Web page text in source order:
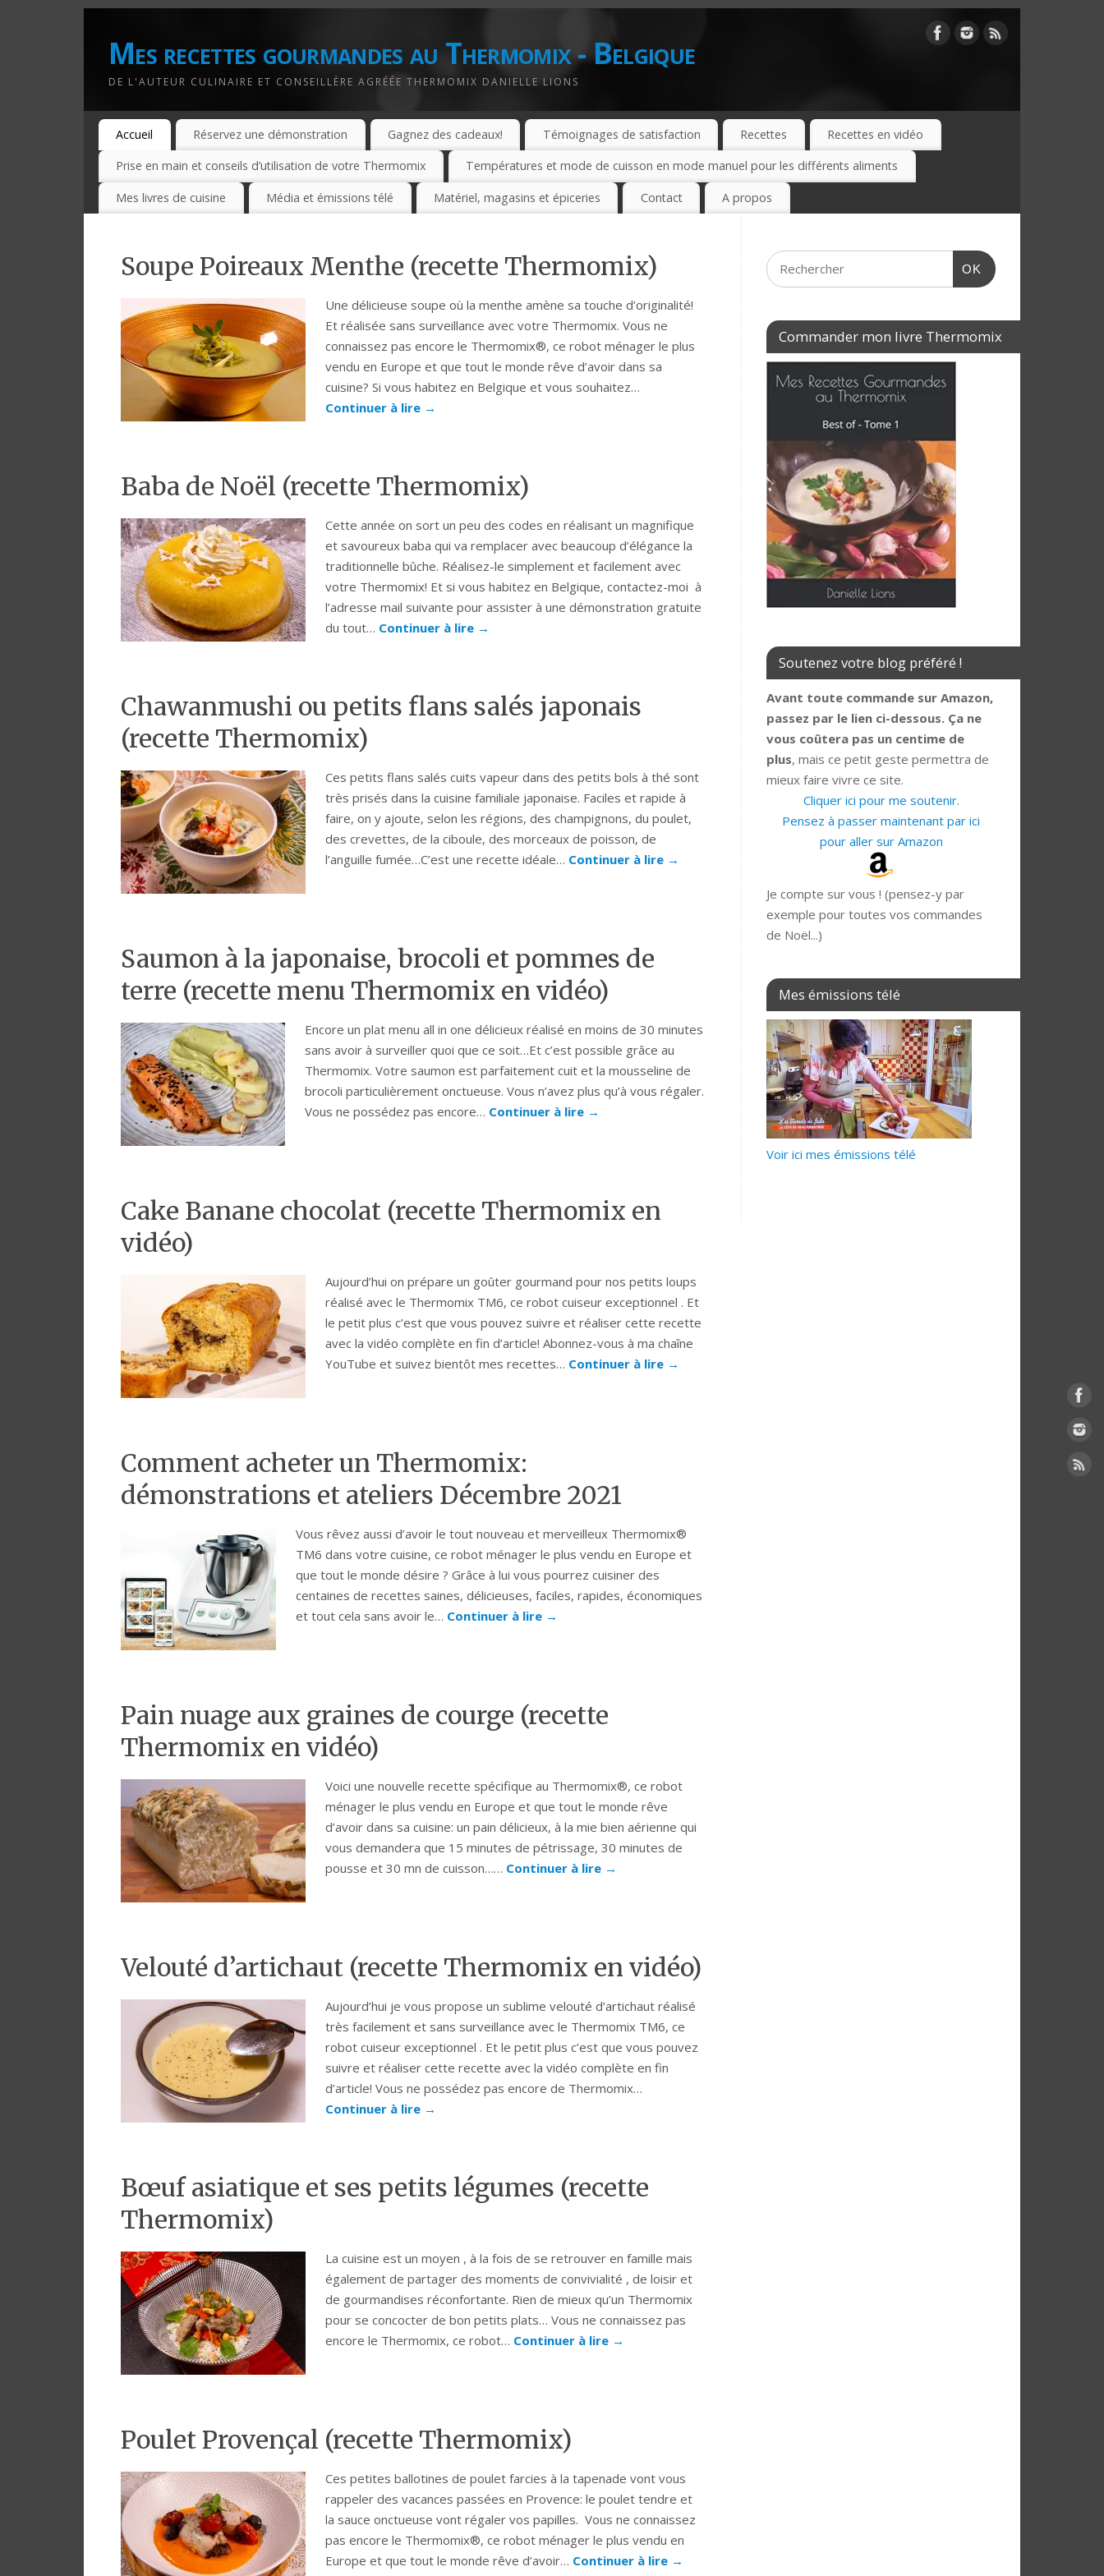
Mes recettes gourmandes au Thermomix - Belgique
DE L'AUTEUR CULINAIRE ET CONSEILLÈRE AGRÉÉE THERMOMIX DANIELLE LIONS
Accueil Réservez une démonstration Gagnez des cadeaux! Témoignages de satisfaction Recettes Recettes en vidéo
Prise en main et conseils d’utilisation de votre Thermomix Températures et mode de cuisson en mode manuel pour les différents aliments
Mes livres de cuisine Média et émissions télé Matériel, magasins et épiceries Contact A propos
Soupe Poireaux Menthe (recette Thermomix)
Une délicieuse soupe où la menthe amène sa touche d’originalité!
Et réalisée sans surveillance avec votre Thermomix. Vous ne
connaissez pas encore le Thermomix®, ce robot ménager le plus
vendu en Europe et que tout le monde rêve d’avoir dans sa
cuisine? Si vous habitez en Belgique et vous souhaitez…
Continuer à lire →
Baba de Noël (recette Thermomix)
Cette année on sort un peu des codes en réalisant un magnifique
et savoureux baba qui va remplacer avec beaucoup d’élégance la
traditionnelle bûche. Réalisez-le simplement et facilement avec
votre Thermomix! Et si vous habitez en Belgique, contactez-moi à
l’adresse mail suivante pour assister à une démonstration gratuite
du tout… Continuer à lire →
Chawanmushi ou petits flans salés japonais
(recette Thermomix)
Ces petits flans salés cuits vapeur dans des petits bols à thé sont
très prisés dans la cuisine familiale japonaise. Faciles et rapide à
faire, on y ajoute, selon les régions, des champignons, du poulet,
des crevettes, de la ciboule, des morceaux de poisson, de
l’anguille fumée…C’est une recette idéale… Continuer à lire →
Saumon à la japonaise, brocoli et pommes de
terre (recette menu Thermomix en vidéo)
Encore un plat menu all in one délicieux réalisé en moins de 30 minutes
sans avoir à surveiller quoi que ce soit…Et c’est possible grâce au
Thermomix. Votre saumon est parfaitement cuit et la mousseline de
brocoli particulièrement onctueuse. Vous n’avez plus qu’à vous régaler.
Vous ne possédez pas encore… Continuer à lire →
Cake Banane chocolat (recette Thermomix en
vidéo)
Aujourd’hui on prépare un goûter gourmand pour nos petits loups
réalisé avec le Thermomix TM6, ce robot cuiseur exceptionnel . Et
le petit plus c’est que vous pouvez suivre et réaliser cette recette
avec la vidéo complète en fin d’article! Abonnez-vous à ma chaîne
YouTube et suivez bientôt mes recettes… Continuer à lire →
Comment acheter un Thermomix:
démonstrations et ateliers Décembre 2021
Vous rêvez aussi d’avoir le tout nouveau et merveilleux Thermomix®
TM6 dans votre cuisine, ce robot ménager le plus vendu en Europe et
que tout le monde désire ? Grâce à lui vous pourrez cuisiner des
centaines de recettes saines, délicieuses, faciles, rapides, économiques
et tout cela sans avoir le… Continuer à lire →
Pain nuage aux graines de courge (recette
Thermomix en vidéo)
Voici une nouvelle recette spécifique au Thermomix®, ce robot
ménager le plus vendu en Europe et que tout le monde rêve
d’avoir dans sa cuisine: un pain délicieux, à la mie bien aérienne qui
vous demandera que 15 minutes de pétrissage, 30 minutes de
pousse et 30 mn de cuisson…… Continuer à lire →
Velouté d’artichaut (recette Thermomix en vidéo)
Aujourd’hui je vous propose un sublime velouté d’artichaut réalisé
très facilement et sans surveillance avec le Thermomix TM6, ce
robot cuiseur exceptionnel . Et le petit plus c’est que vous pouvez
suivre et réaliser cette recette avec la vidéo complète en fin
d’article! Vous ne possédez pas encore de Thermomix…
Continuer à lire →
Bœuf asiatique et ses petits légumes (recette
Thermomix)
La cuisine est un moyen , à la fois de se retrouver en famille mais
également de partager des moments de convivialité , de loisir et
de gourmandises réconfortante. Rien de mieux qu’un Thermomix
pour se concocter de bon petits plats… Vous ne connaissez pas
encore le Thermomix, ce robot… Continuer à lire →
Poulet Provençal (recette Thermomix)
Ces petites ballotines de poulet farcies à la tapenade vont vous
rappeler des vacances passées en Provence: le poulet tendre et
la sauce onctueuse vont régaler vos papilles. Vous ne connaissez
pas encore le Thermomix®, ce robot ménager le plus vendu en
Europe et que tout le monde rêve d’avoir… Continuer à lire →
OK
Commander mon livre Thermomix
Soutenez votre blog préféré !
Avant toute commande sur Amazon,
passez par le lien ci-dessous. Ça ne
vous coûtera pas un centime de
plus, mais ce petit geste permettra de
mieux faire vivre ce site.
Cliquer ici pour me soutenir.
Pensez à passer maintenant par ici
pour aller sur Amazon
Je compte sur vous ! (pensez-y par
exemple pour toutes vos commandes
de Noël...)
Mes émissions télé
Voir ici mes émissions télé